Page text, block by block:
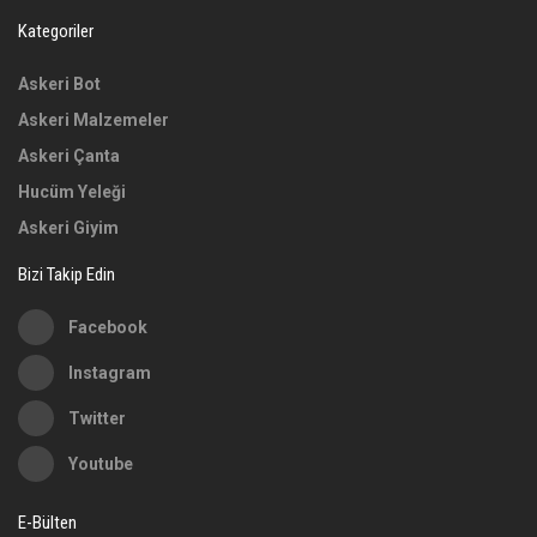
Kategoriler
Askeri Bot
Askeri Malzemeler
Askeri Çanta
Hucüm Yeleği
Askeri Giyim
Bizi Takip Edin
Facebook
Instagram
Twitter
Youtube
E-Bülten